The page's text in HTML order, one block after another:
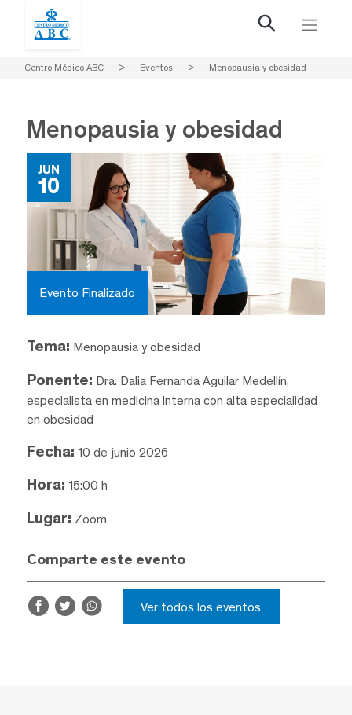
Centro Médico ABC > Eventos > Menopausia y obesidad
Menopausia y obesidad
JUN
10
Evento Finalizado
Tema: Menopausia y obesidad
Ponente: Dra. Dalia Fernanda Aguilar Medellín,
especialista en medicina interna con alta especialidad
en obesidad
Fecha: 10 de junio 2026
Hora: 15:00 h
Lugar: Zoom
Comparte este evento
Ver todos los eventos